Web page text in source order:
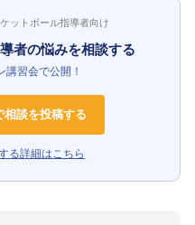
ットボール指導者向け
者の悩みを相談する
講習会で公開！
相談を投稿する
る詳細はこちら